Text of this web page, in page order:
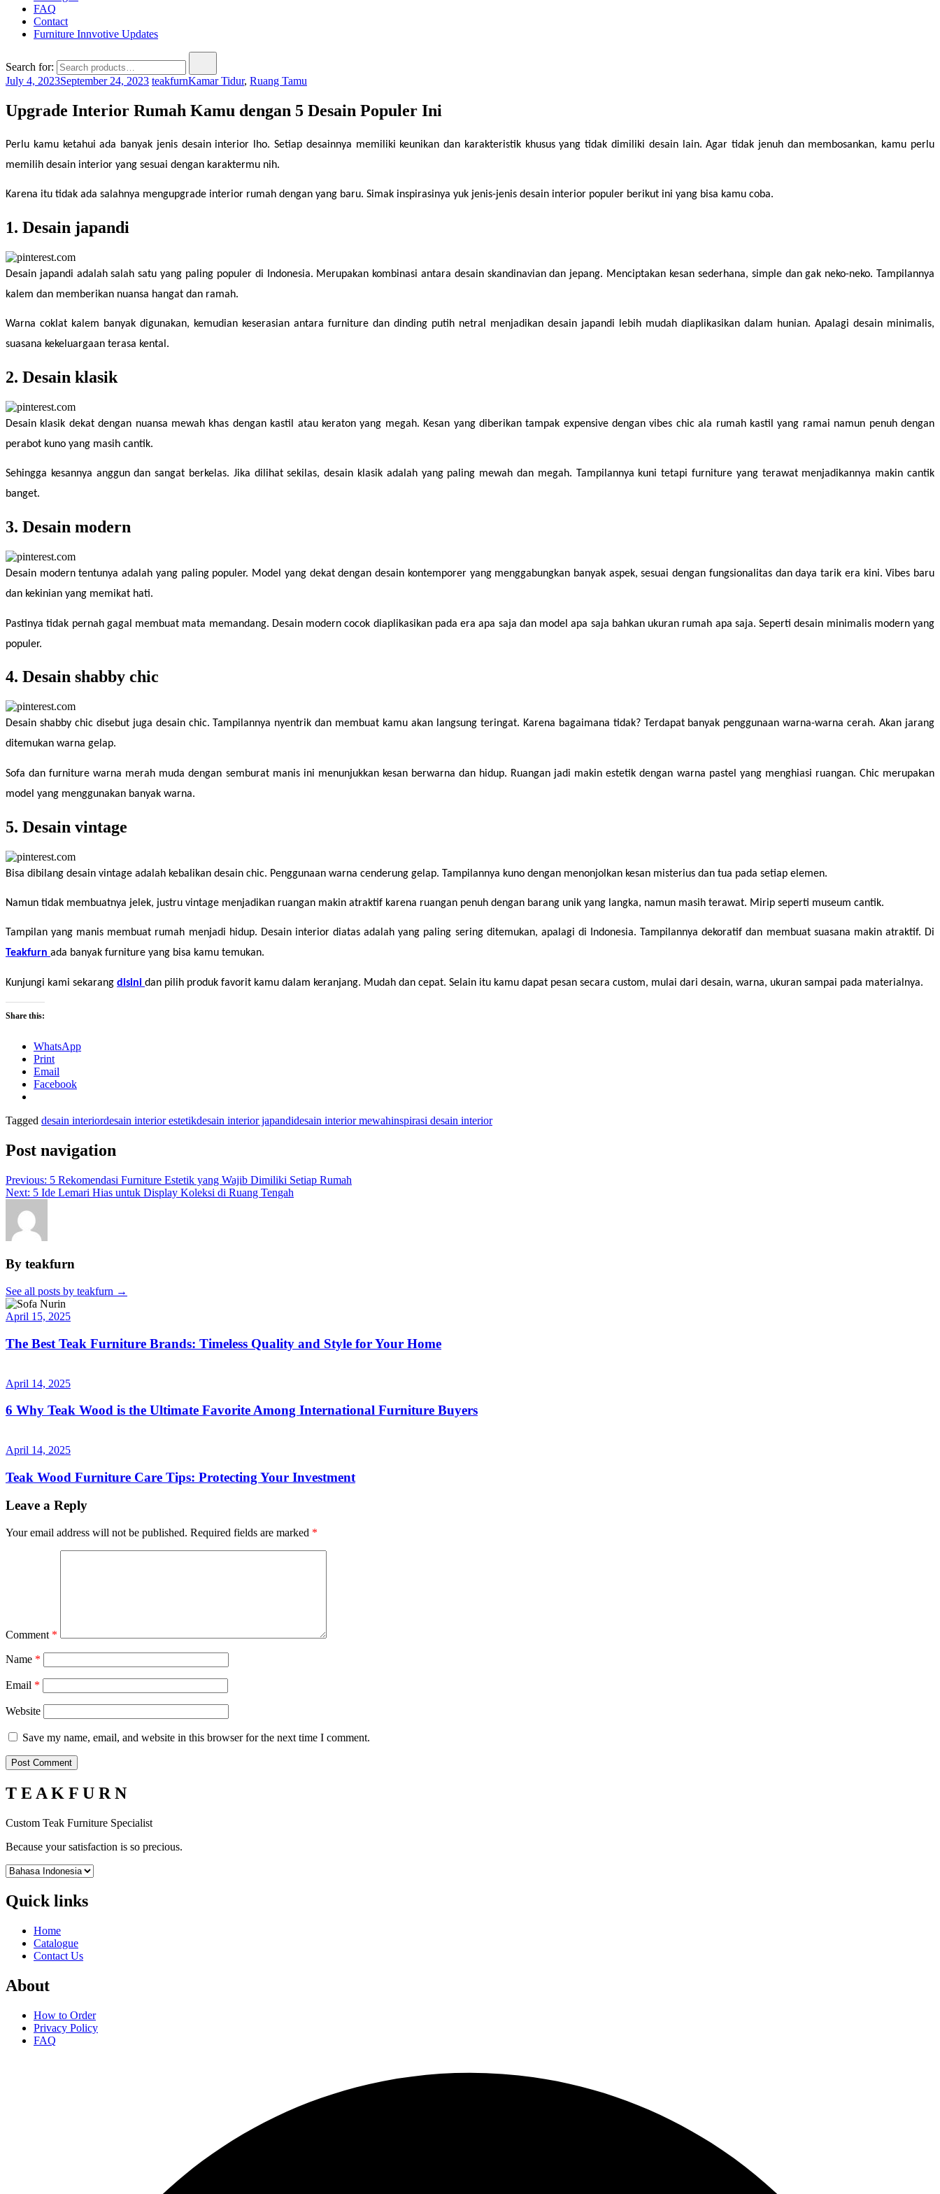
FAQ
Contact
Furniture Innvotive Updates
Search for:
July 4, 2023September 24, 2023 teakfurnKamar Tidur, Ruang Tamu
Upgrade Interior Rumah Kamu dengan 5 Desain Populer Ini
Perlu kamu ketahui ada banyak jenis desain interior lho. Setiap desainnya memiliki keunikan dan karakteristik khusus yang tidak dimiliki desain lain. Agar tidak jenuh dan membosankan, kamu perlu
memilih desain interior yang sesuai dengan karaktermu nih.
Karena itu tidak ada salahnya mengupgrade interior rumah dengan yang baru. Simak inspirasinya yuk jenis-jenis desain interior populer berikut ini yang bisa kamu coba.
1. Desain japandi
Desain japandi adalah salah satu yang paling populer di Indonesia. Merupakan kombinasi antara desain skandinavian dan jepang. Menciptakan kesan sederhana, simple dan gak neko-neko. Tampilannya
kalem dan memberikan nuansa hangat dan ramah.
Warna coklat kalem banyak digunakan, kemudian keserasian antara furniture dan dinding putih netral menjadikan desain japandi lebih mudah diaplikasikan dalam hunian. Apalagi desain minimalis,
suasana kekeluargaan terasa kental.
2. Desain klasik
Desain klasik dekat dengan nuansa mewah khas dengan kastil atau keraton yang megah. Kesan yang diberikan tampak expensive dengan vibes chic ala rumah kastil yang ramai namun penuh dengan
perabot kuno yang masih cantik.
Sehingga kesannya anggun dan sangat berkelas. Jika dilihat sekilas, desain klasik adalah yang paling mewah dan megah. Tampilannya kuni tetapi furniture yang terawat menjadikannya makin cantik
banget.
3. Desain modern
Desain modern tentunya adalah yang paling populer. Model yang dekat dengan desain kontemporer yang menggabungkan banyak aspek, sesuai dengan fungsionalitas dan daya tarik era kini. Vibes baru
dan kekinian yang memikat hati.
Pastinya tidak pernah gagal membuat mata memandang. Desain modern cocok diaplikasikan pada era apa saja dan model apa saja bahkan ukuran rumah apa saja. Seperti desain minimalis modern yang
populer.
4. Desain shabby chic
Desain shabby chic disebut juga desain chic. Tampilannya nyentrik dan membuat kamu akan langsung teringat. Karena bagaimana tidak? Terdapat banyak penggunaan warna-warna cerah. Akan jarang
ditemukan warna gelap.
Sofa dan furniture warna merah muda dengan semburat manis ini menunjukkan kesan berwarna dan hidup. Ruangan jadi makin estetik dengan warna pastel yang menghiasi ruangan. Chic merupakan
model yang menggunakan banyak warna.
5. Desain vintage
Bisa dibilang desain vintage adalah kebalikan desain chic. Penggunaan warna cenderung gelap. Tampilannya kuno dengan menonjolkan kesan misterius dan tua pada setiap elemen.
Namun tidak membuatnya jelek, justru vintage menjadikan ruangan makin atraktif karena ruangan penuh dengan barang unik yang langka, namun masih terawat. Mirip seperti museum cantik.
Teakfurn ada banyak furniture yang bisa kamu temukan.
Kunjungi kami sekarang disini dan pilih produk favorit kamu dalam keranjang. Mudah dan cepat. Selain itu kamu dapat pesan secara custom, mulai dari desain, warna, ukuran sampai pada materialnya.
Share this:
WhatsApp
Print
Email
Facebook
Tagged desain interiordesain interior estetikdesain interior japandidesain interior mewahinspirasi desain interior
Post navigation
Previous: 5 Rekomendasi Furniture Estetik yang Wajib Dimiliki Setiap Rumah
Next: 5 Ide Lemari Hias untuk Display Koleksi di Ruang Tengah
By teakfurn
See all posts by teakfurn →
April 15, 2025
The Best Teak Furniture Brands: Timeless Quality and Style for Your Home
April 14, 2025
6 Why Teak Wood is the Ultimate Favorite Among International Furniture Buyers
April 14, 2025
Teak Wood Furniture Care Tips: Protecting Your Investment
Leave a Reply
Your email address will not be published. Required fields are marked *
Comment *
Name *
Email *
Website
Save my name, email, and website in this browser for the next time I comment.
T E A K F U R N
Custom Teak Furniture Specialist
Because your satisfaction is so precious.
Quick links
Home
Catalogue
Contact Us
About
How to Order
Privacy Policy
FAQ